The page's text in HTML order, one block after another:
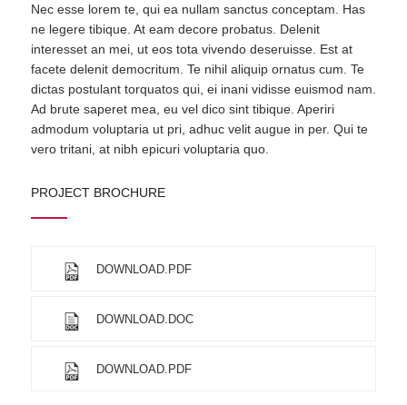
Nec esse lorem te, qui ea nullam sanctus conceptam. Has
ne legere tibique. At eam decore probatus. Delenit
interesset an mei, ut eos tota vivendo deseruisse. Est at
facete delenit democritum. Te nihil aliquip ornatus cum. Te
dictas postulant torquatos qui, ei inani vidisse euismod nam.
Ad brute saperet mea, eu vel dico sint tibique. Aperiri
admodum voluptaria ut pri, adhuc velit augue in per. Qui te
vero tritani, at nibh epicuri voluptaria quo.
PROJECT BROCHURE
DOWNLOAD.PDF
DOWNLOAD.DOC
DOWNLOAD.PDF